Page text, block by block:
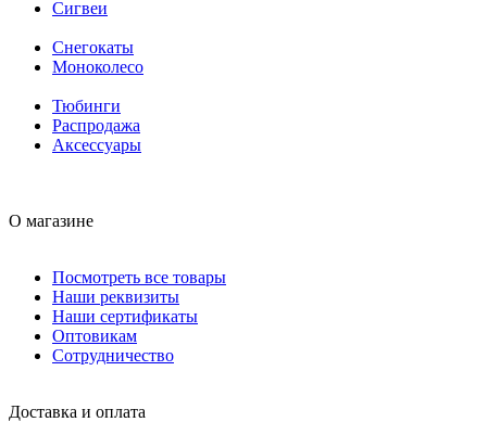
Сигвеи
Снегокаты
Моноколесо
Тюбинги
Распродажа
Аксессуары
О магазине
Посмотреть все товары
Наши реквизиты
Наши сертификаты
Оптовикам
Сотрудничество
Доставка и оплата